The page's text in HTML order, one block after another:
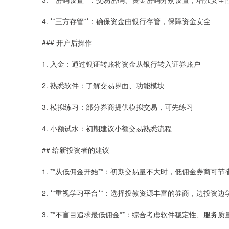
4. **三方存管**：确保资金由银行存管，保障资金安全
### 开户后操作
1. 入金：通过银证转账将资金从银行转入证券账户
2. 熟悉软件：了解交易界面、功能模块
3. 模拟练习：部分券商提供模拟交易，可先练习
4. 小额试水：初期建议小额交易熟悉流程
## 给新投资者的建议
1. **从低佣金开始**：初期交易量不大时，低佣金券商可节
2. **重视学习平台**：选择投教资源丰富的券商，边投资边
3. **不盲目追求最低佣金**：综合考虑软件稳定性、服务质